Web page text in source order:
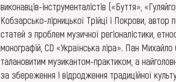
виконавців-інструменталістів («Буття»,
Кобзарсько-лірницької Трійці і Покрови, автор
статей з проблем музичної регіоналістики,
монографій, CD «Українська ліра». Пан Михайло
талановитим музикантом-практиком, а
за збереження і відродження традиційної